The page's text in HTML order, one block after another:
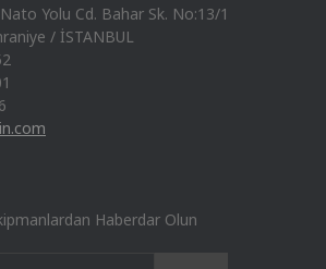
Yolu Cd. Bahar Sk. No:13/1
/ İSTANBUL
Haberdar Olun